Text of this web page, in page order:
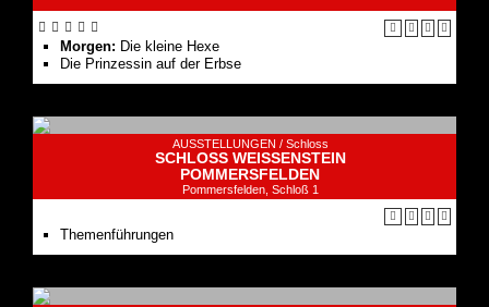
Morgen: Die kleine Hexe
Die Prinzessin auf der Erbse
AUSSTELLUNGEN / Schloss
SCHLOSS WEISSENSTEIN
POMMERSFELDEN
Pommersfelden, Schloß 1
Themenführungen